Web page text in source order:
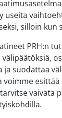
useita
silloin kun
PRH:n
ja suodattaa
voimme
vaivata